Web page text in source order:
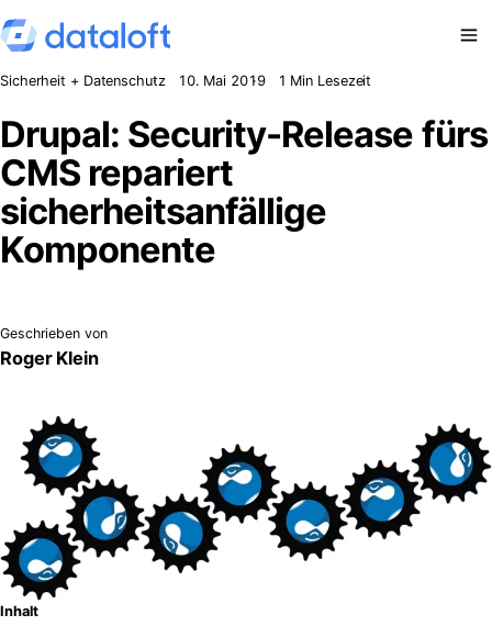
Zum Inhalt springen
Sicherheit + Datenschutz 10. Mai 2019 1 Min Lesezeit
Drupal: Security-Release fürs
CMS repariert
sicherheitsanfällige
Komponente
Geschrieben von
Roger Klein
Inhalt